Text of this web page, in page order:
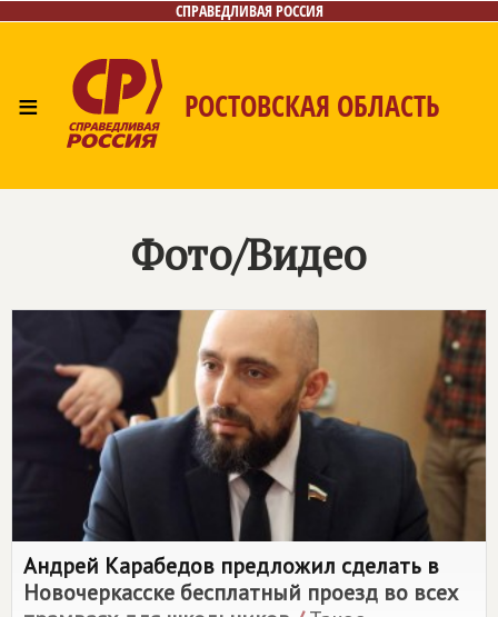
СПРАВЕДЛИВАЯ РОССИЯ
≡ РОСТОВСКАЯ ОБЛАСТЬ
Контакты
Фото/Видео
Андрей Карабедов предложил сделать в
Новочеркасске бесплатный проезд во всех